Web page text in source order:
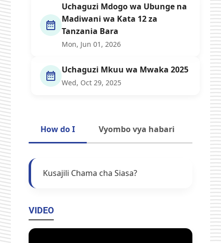
Uchaguzi Mdogo wa Ubunge na
Madiwani wa Kata 12 za
Tanzania Bara
Mon, Jun 01, 2026
Uchaguzi Mkuu wa Mwaka 2025
Wed, Oct 29, 2025
How do I Vyombo vya habari
Kusajili Chama cha Siasa?
VIDEO